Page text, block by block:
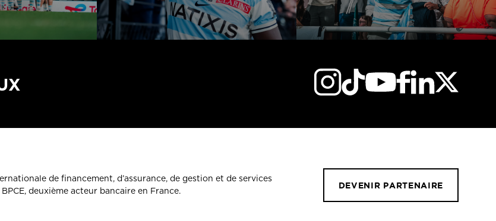
de financement, d’assurance, de gestion et de services
deuxième acteur bancaire en France.
DEVENIR PARTENAIRE